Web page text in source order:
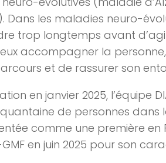
Dans les maladies neuro-
trop longtemps avant
accompagner la
et de rassurer son
en janvier 2025, l’équipe
de personnes dans
comme une première
GMF en juin 2025 pour son